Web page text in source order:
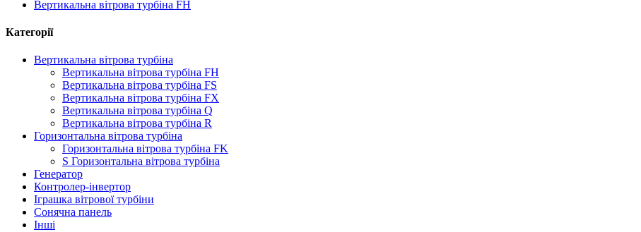
Вертикальна вітрова турбіна FH
Категорії
Вертикальна вітрова турбіна
Вертикальна вітрова турбіна FH
Вертикальна вітрова турбіна FS
Вертикальна вітрова турбіна FX
Вертикальна вітрова турбіна Q
Вертикальна вітрова турбіна R
Горизонтальна вітрова турбіна
Горизонтальна вітрова турбіна FK
S Горизонтальна вітрова турбіна
Генератор
Контролер-інвертор
Іграшка вітрової турбіни
Сонячна панель
Інші